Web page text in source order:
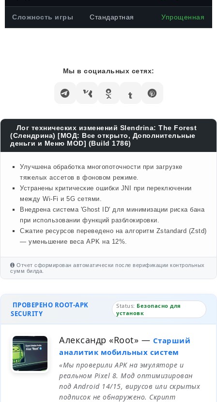
Сложность игры Стандартная Упрощенная
Мы в социальных сетях:
Лог технических изменений Slendrina: The Forest
(Слендрина) [МОД: Все открыто, Дополнительные
деньги и Меню MOD] (Build 1786)
Улучшена обработка многопоточности при загрузке
тяжелых ассетов в фоновом режиме.
Устранены критические ошибки JNI при переключении
между Wi-Fi и 5G сетями.
Внедрена система 'Ghost ID' для минимизации риска бана
при использовании функций разблокировки.
Сжатие ресурсов переведено на алгоритм Zstandard (Zstd)
— уменьшение веса APK на 12%.
Отчет сформирован автоматически после верификации контрольных
сумм билда.
ПРОВЕРЕНО ROOT-APK
SECURITY
Status: Безопасно для
установк
Александр «Root» — Старший
аналитик мобильных систем
«Мы проверили APK на эмуляторе и
реальном Pixel 8. Мод оптимизирован
под Android 14/15, вирусов или скрытых
подписок не обнаружено. Скрипт